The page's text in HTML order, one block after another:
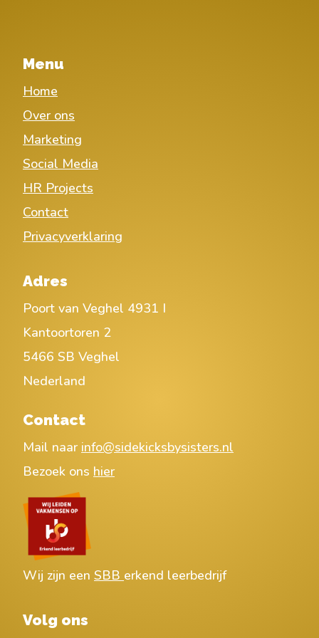
Menu
Home
Over ons
Marketing
Social Media
HR Projects
Contact
Privacyverklaring
Adres
Poort van Veghel 4931 I
Kantoortoren 2
5466 SB Veghel
Nederland
Contact
Mail naar info@sidekicksbysisters.nl
Bezoek ons hier
Wij zijn een SBB erkend leerbedrijf
Volg ons